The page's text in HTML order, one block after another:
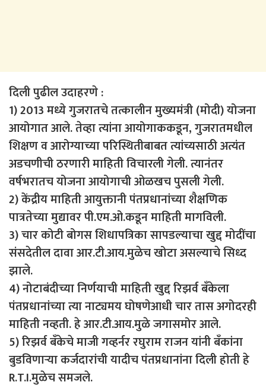
दिली पुढील उदाहरणे :
1) 2013 मध्ये गुजरातचे तत्कालीन मुख्यमंत्री (मोदी) योजना
आयोगात आले. तेव्हा त्यांना आयोगाककडून, गुजरातमधील
शिक्षण व आरोग्याच्या परिस्थितीबाबत त्यांच्यसाठी अत्यंत
अडचणीची ठरणारी माहिती विचारली गेली. त्यानंतर
वर्षभरातच योजना आयोगाची ओळखच पुसली गेली.
2) केंद्रीय माहिती आयुक्तानी पंतप्रधानांच्या शैक्षणिक
पात्रतेच्या मुद्यावर पी.एम.ओ.कडून माहिती मागविली.
3) चार कोटी बोगस शिधापत्रिका सापडल्याचा खुद्द मोदींचा
संसदेतील दावा आर.टी.आय.मुळेच खोटा असल्याचे सिध्द
झाले.
4) नोटाबंदीच्या निर्णयाची माहिती खुद्द रिझर्व बँकेला
पंतप्रधानांच्या त्या नाट्यमय घोषणेआधी चार तास अगोदरही
माहिती नव्हती. हे आर.टी.आय.मुळे जगासमोर आले.
5) रिझर्व बॅंकेचे माजी गव्हर्नर रघुराम राजन यांनी बॅंकांना
बुडविणाऱ्या कर्जदारांची यादीच पंतप्रधानांना दिली होती हे
R.T.I.मुळेच समजले.